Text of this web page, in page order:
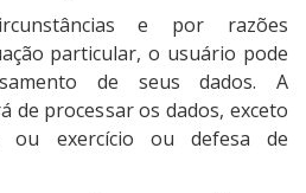
e por razões
particular, o usuário pode
de seus dados. A
de processar os dados, exceto
ou exercício ou defesa de